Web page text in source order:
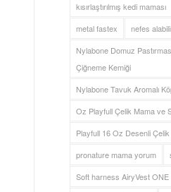
kısırlaştırılmış kedi maması
metal fastex
nefes
Nylabone Domuz
Çiğneme Kemiği
Nylabone Tavuk Aromalı
Oz Playfull Çelik Mama ve
Playfull 16 Oz Desenli
pronature mama yorum
Soft harness AiryVest ONE